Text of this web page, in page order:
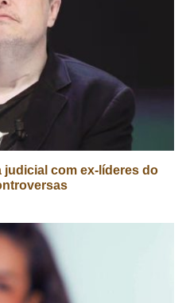
judicial com ex-líderes do